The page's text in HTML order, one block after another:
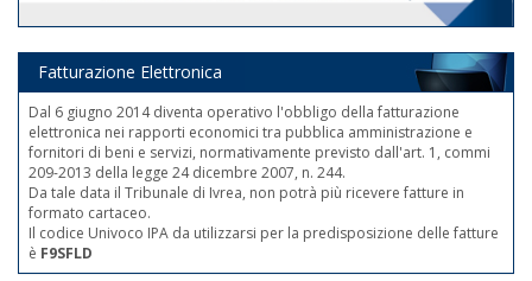
Fatturazione Elettronica
Dal 6 giugno 2014 diventa operativo l'obbligo della fatturazione
elettronica nei rapporti economici tra pubblica amministrazione e
fornitori di beni e servizi, normativamente previsto dall'art. 1, commi
209-2013 della legge 24 dicembre 2007, n. 244.
Da tale data il Tribunale di Ivrea, non potrà più ricevere fatture in
formato cartaceo.
Il codice Univoco IPA da utilizzarsi per la predisposizione delle fatture
è F9SFLD